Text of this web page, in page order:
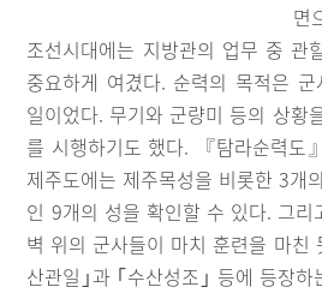
면
조선시대에는 지방관의 업무 중 관
중요하게 여겼다. 순력의 목적은
일이었다. 무기와 군량미 등의 상황
를 시행하기도 했다. 『탐라순력도
제주도에는 제주목성을 비롯한 3개
인 9개의 성을 확인할 수 있다. 그
벽 위의 군사들이 마치 훈련을 마친
산관일｣과 ｢수산성조｣ 등에 등장하